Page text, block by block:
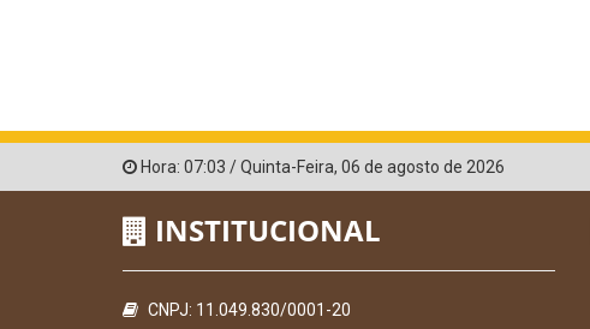
Hora: 07:03 /Quinta-Feira, 06 de agosto de 2026
INSTITUCIONAL
CNPJ: 11.049.830/0001-20